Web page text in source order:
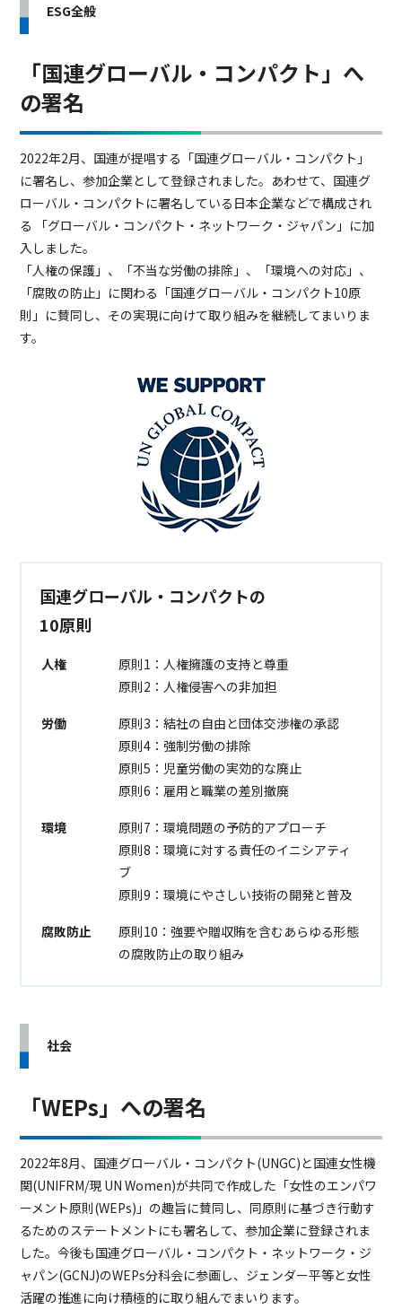
ESG全般
「国連グローバル・コンパクト」へ
の署名
2022年2月、国連が提唱する「国連グローバル・コンパクト」
に署名し、参加企業として登録されました。あわせて、国連グ
ローバル・コンパクトに署名している日本企業などで構成され
る 「グローバル・コンパクト・ネットワーク・ジャパン」に加
入しました。
「人権の保護」、「不当な労働の排除」、「環境への対応」、
「腐敗の防止」に関わる「国連グローバル・コンパクト10原
則」に賛同し、その実現に向けて取り組みを継続してまいりま
す。
国連グローバル・コンパクトの
10原則
人権
原則1：人権擁護の支持と尊重
原則2：人権侵害への非加担
労働
原則3：結社の自由と団体交渉権の承認
原則4：強制労働の排除
原則5：児童労働の実効的な廃止
原則6：雇用と職業の差別撤廃
環境
原則7：環境問題の予防的アプローチ
原則8：環境に対する責任のイニシアティ
ブ
原則9：環境にやさしい技術の開発と普及
腐敗防止
原則10：強要や贈収賄を含むあらゆる形態
の腐敗防止の取り組み
社会
「WEPs」への署名
2022年8月、国連グローバル・コンパクト(UNGC)と国連女性機
関(UNIFRM/現 UN Women)が共同で作成した「女性のエンパワ
ーメント原則(WEPs)」の趣旨に賛同し、同原則に基づき行動す
るためのステートメントにも署名して、参加企業に登録されま
した。今後も国連グローバル・コンパクト・ネットワーク・ジ
ャパン(GCNJ)のWEPs分科会に参画し、ジェンダー平等と女性
活躍の推進に向け積極的に取り組んでまいります。